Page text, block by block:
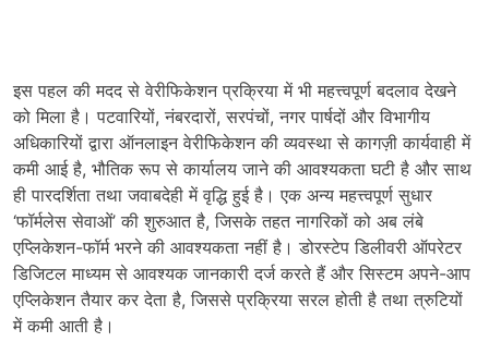
इस पहल की मदद से वेरीफिकेशन प्रक्रिया में भी महत्त्वपूर्ण बदलाव देखने
को मिला है। पटवारियों, नंबरदारों, सरपंचों, नगर पार्षदों और विभागीय
अधिकारियों द्वारा ऑनलाइन वेरीफिकेशन की व्यवस्था से कागज़ी कार्यवाही में
कमी आई है, भौतिक रूप से कार्यालय जाने की आवश्यकता घटी है और साथ
ही पारदर्शिता तथा जवाबदेही में वृद्धि हुई है। एक अन्य महत्त्वपूर्ण सुधार
‘फॉर्मलेस सेवाओं’ की शुरुआत है, जिसके तहत नागरिकों को अब लंबे
एप्लिकेशन-फॉर्म भरने की आवश्यकता नहीं है। डोरस्टेप डिलीवरी ऑपरेटर
डिजिटल माध्यम से आवश्यक जानकारी दर्ज करते हैं और सिस्टम अपने-आप
एप्लिकेशन तैयार कर देता है, जिससे प्रक्रिया सरल होती है तथा त्रुटियों
में कमी आती है।